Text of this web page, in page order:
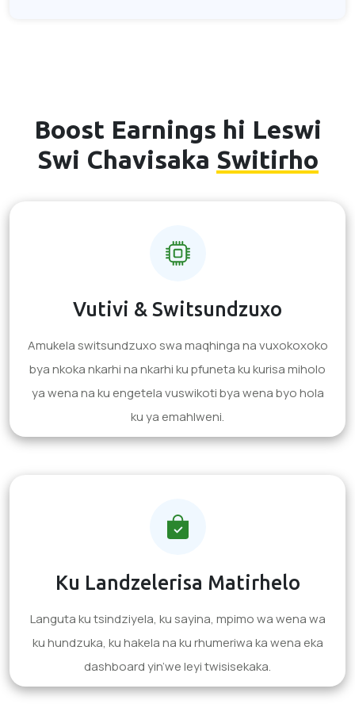
Boost Earnings hi Leswi
Swi Chavisaka Switirho
Vutivi & Switsundzuxo
Amukela switsundzuxo swa maqhinga na vuxokoxoko
bya nkoka nkarhi na nkarhi ku pfuneta ku kurisa miholo
ya wena na ku engetela vuswikoti bya wena byo hola
ku ya emahlweni.
Ku Landzelerisa Matirhelo
Languta ku tsindziyela, ku sayina, mpimo wa wena wa
ku hundzuka, ku hakela na ku rhumeriwa ka wena eka
dashboard yin’we leyi twisisekaka.